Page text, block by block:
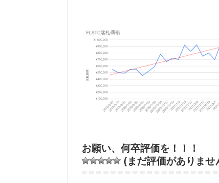
お願い、何卒評価を！！！
(まだ評価がありませ